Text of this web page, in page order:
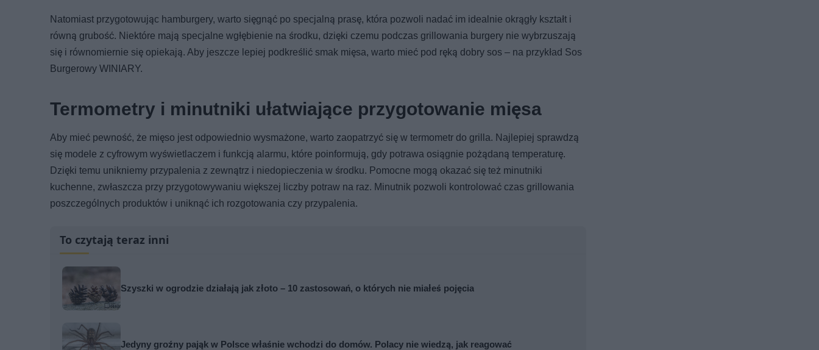
Natomiast przygotowując hamburgery, warto sięgnąć po specjalną prasę, która pozwoli nadać im idealnie okrągły kształt i
równą grubość. Niektóre mają specjalne wgłębienie na środku, dzięki czemu podczas grillowania burgery nie wybrzuszają
się i równomiernie się opiekają. Aby jeszcze lepiej podkreślić smak mięsa, warto mieć pod ręką dobry sos – na przykład Sos
Burgerowy WINIARY.
Termometry i minutniki ułatwiające przygotowanie mięsa
Aby mieć pewność, że mięso jest odpowiednio wysmażone, warto zaopatrzyć się w termometr do grilla. Najlepiej sprawdzą
się modele z cyfrowym wyświetlaczem i funkcją alarmu, które poinformują, gdy potrawa osiągnie pożądaną temperaturę.
Dzięki temu unikniemy przypalenia z zewnątrz i niedopieczenia w środku. Pomocne mogą okazać się też minutniki
kuchenne, zwłaszcza przy przygotowywaniu większej liczby potraw na raz. Minutnik pozwoli kontrolować czas grillowania
poszczególnych produktów i uniknąć ich rozgotowania czy przypalenia.
To czytają teraz inni
Szyszki w ogrodzie działają jak złoto – 10 zastosowań, o których nie miałeś pojęcia
Jedyny groźny pająk w Polsce właśnie wchodzi do domów. Polacy nie wiedzą, jak reagować